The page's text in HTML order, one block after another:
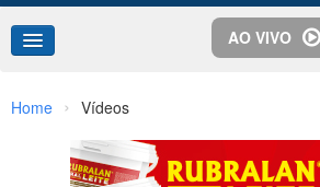
AO VIVO
Destaques
Home › Vídeos